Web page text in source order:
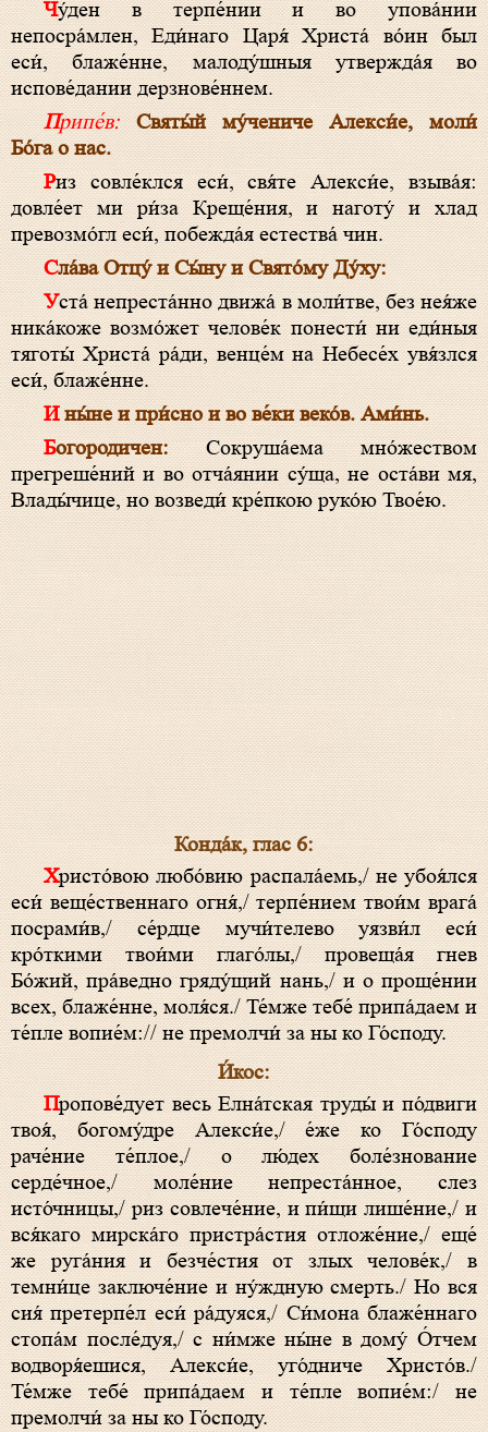
Чу́ден в терпе́нии и во упова́нии
непосра́млен, Еди́наго Царя́ Христа́ во́ин был
еси́, блаже́нне, малоду́шныя утвержда́я во
испове́дании дерзнове́ннем.
Припе́в:
Святы́й му́чениче Алекси́е, моли́
Бо́га о нас.
Риз совле́клся еси́, свя́те Алекси́е, взыва́я:
довле́ет ми ри́за Креще́ния, и наготу́ и хлад
превозмо́гл еси́, побежда́я естества́ чин.
Сла́ва Отцу́ и Сы́ну и Свято́му Ду́ху:
Уста́ непреста́нно движа́ в моли́тве, без нея́же
ника́коже возмо́жет челове́к понести́ ни еди́ныя
тяготы́ Христа́ ра́ди, венце́м на Небесе́х увя́злся
еси́, блаже́нне.
И ны́не и при́сно и во ве́ки веко́в. Ами́нь.
Богородичен:Сокруша́ема мно́жеством
прегреше́ний и во отча́янии су́ща, не оста́ви мя,
Влады́чице, но возведи́ кре́пкою руко́ю Твое́ю.
Конда́к, глас 6:
Христо́вою любо́вию распала́емь,/ не убоя́лся
еси́ веще́ственнаго огня́,/ терпе́нием твои́м врага́
посрами́в,/ се́рдце мучи́телево уязви́л еси́
кро́ткими твои́ми глаго́лы,/ провеща́я гнев
Бо́жий, пра́ведно гряду́щий нань,/ и о проще́нии
всех, блаже́нне, моля́ся./ Те́мже тебе́ припа́даем и
те́пле вопие́м:// не премолчи́ за ны ко Го́споду.
И́кос:
Пропове́дует весь Елна́тская труды́ и по́двиги
твоя́, богому́дре Алекси́е,/ е́же ко Го́споду
раче́ние те́плое,/ о лю́дех боле́знование
серде́чное,/ моле́ние непреста́нное, слез
исто́чницы,/ риз совлече́ние, и пи́щи лише́ние,/ и
вся́каго мирска́го пристра́стия отложе́ние,/ еще́
же руга́ния и безче́стия от злых челове́к,/ в
темни́це заключе́ние и ну́ждную смерть./ Но вся
сия́ претерпе́л еси́ ра́дуяся,/ Си́мона блаже́ннаго
стопа́м после́дуя,/ с ни́мже ны́не в дому́ О́тчем
водворя́ешися, Алекси́е, уго́дниче Христо́в./
Те́мже тебе́ припа́даем и те́пле вопие́м:/ не
премолчи́ за ны ко Го́споду.